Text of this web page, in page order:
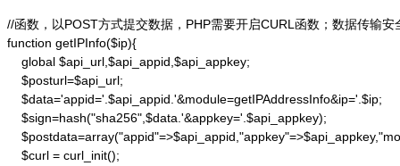
//函数，以POST方式提交数据，PHP需要开启CURL函数；数据传输安
function getIPInfo($ip){
    global $api_url,$api_appid,$api_appkey;
    $posturl=$api_url;
    $data='appid='.$api_appid.'&module=getIPAddressInfo&ip='.$ip;
    $sign=hash("sha256",$data.'&appkey='.$api_appkey);
    $curl = curl_init();